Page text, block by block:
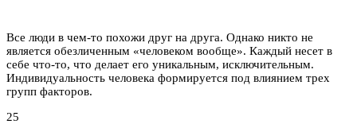
Все люди в чем-то похожи друг на друга. Однако никто не
является обезличенным «человеком вообще». Каждый несет в
себе что-то, что делает его уникальным, исключительным.
Индивидуальность человека формируется под влиянием трех
групп факторов.
25